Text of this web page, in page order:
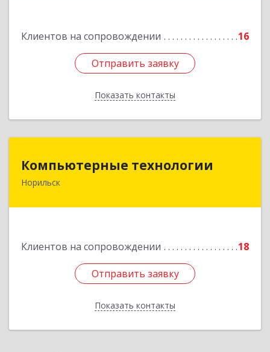
Клиентов на сопровождении 16
Отправить заявку
Показать контакты
Отправить заявку
Назад
Компьютерные технологии
Норильск
Клиентов на сопровождении 18
Отправить заявку
Показать контакты
663302, Красноярский край, Норильск г,
Отправить заявку
Назад